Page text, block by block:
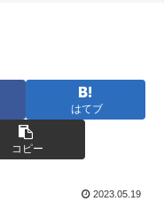
はてブ
コピー
2023.05.19